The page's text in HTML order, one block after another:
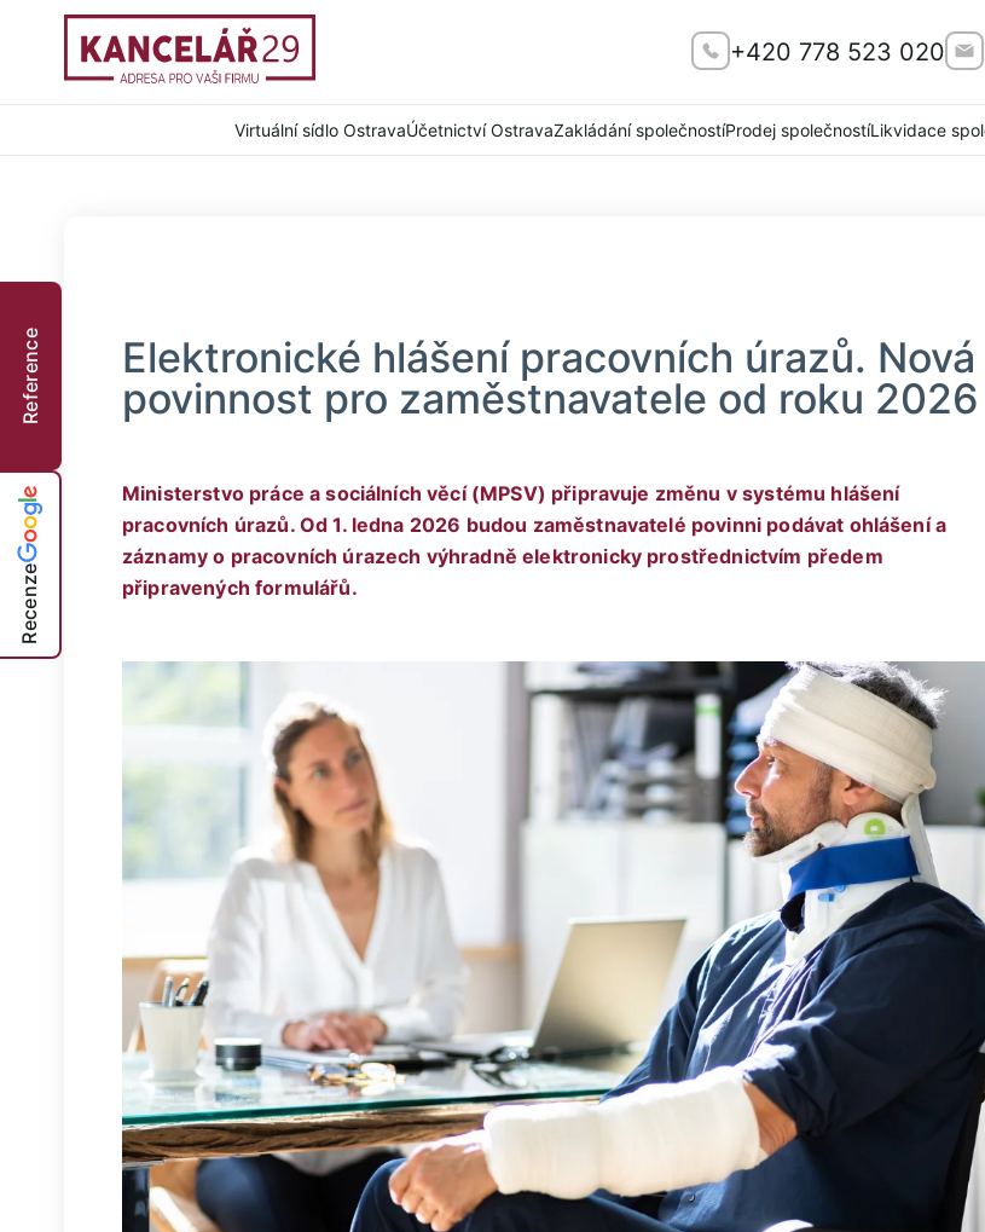
+420 778 523 020
Virtuální sídlo OstravaÚčetnictví OstravaZakládání společnostíProdej společnostíLikvidace
Reference
Recenze
Elektronické hlášení pracovních úrazů. Nová
povinnost pro zaměstnavatele od roku 2026
Ministerstvo práce a sociálních věcí (MPSV) připravuje změnu v systému hlášení
pracovních úrazů. Od 1. ledna 2026 budou zaměstnavatelé povinni podávat ohlášení a
záznamy o pracovních úrazech výhradně elektronicky prostřednictvím předem
připravených formulářů.